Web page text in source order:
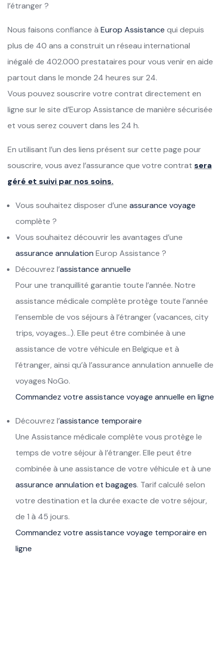
l’étranger ?
Nous faisons confiance à Europ Assistance qui depuis
plus de 40 ans a construit un réseau international
inégalé de 402.000 prestataires pour vous venir en aide
partout dans le monde 24 heures sur 24.
Vous pouvez souscrire votre contrat directement en
ligne sur le site d’Europ Assistance de manière sécurisée
et vous serez couvert dans les 24 h.
En utilisant l’un des liens présent sur cette page pour
souscrire, vous avez l’assurance que votre contrat sera
géré et suivi par nos soins.
Vous souhaitez disposer d’une assurance voyage
complète ?
Vous souhaitez découvrir les avantages d’une
assurance annulation Europ Assistance ?
Découvrez l’assistance annuelle
Pour une tranquillité garantie toute l’année. Notre
assistance médicale complète protège toute l’année
l’ensemble de vos séjours à l’étranger (vacances, city
trips, voyages…). Elle peut être combinée à une
assistance de votre véhicule en Belgique et à
l’étranger, ainsi qu’à l’assurance annulation annuelle de
voyages NoGo.
Commandez votre assistance voyage annuelle en ligne
Découvrez l’assistance temporaire
Une Assistance médicale complète vous protège le
temps de votre séjour à l’étranger. Elle peut être
combinée à une assistance de votre véhicule et à une
assurance annulation et bagages. Tarif calculé selon
votre destination et la durée exacte de votre séjour,
de 1 à 45 jours.
Commandez votre assistance voyage temporaire en
ligne